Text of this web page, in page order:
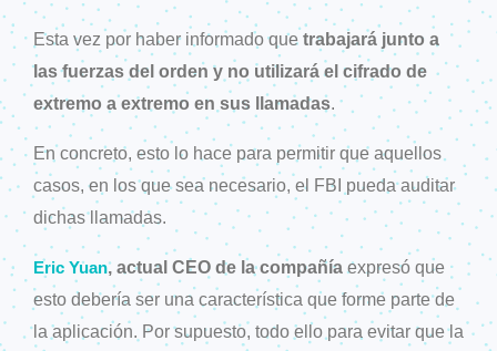
Esta vez por haber informado que trabajará junto a
las fuerzas del orden y no utilizará el cifrado de
extremo a extremo en sus llamadas.
En concreto, esto lo hace para permitir que aquellos
casos, en los que sea necesario, el FBI pueda auditar
dichas llamadas.
Eric Yuan, actual CEO de la compañía expresó que
esto debería ser una característica que forme parte de
la aplicación. Por supuesto, todo ello para evitar que la